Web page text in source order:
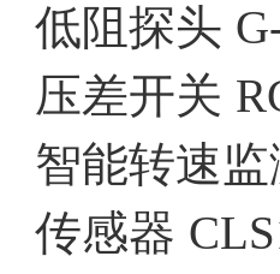
低阻探头
压差开关
智能转速监
传感器